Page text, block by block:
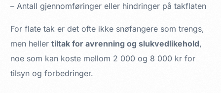
– Antall gjennomføringer eller hindringer på takflaten
For flate tak er det ofte ikke snøfangere som trengs,
men hellertiltak for avrenning og slukvedlikehold,
noe som kan koste mellom 2 000 og 8 000 kr for
tilsyn og forbedringer.